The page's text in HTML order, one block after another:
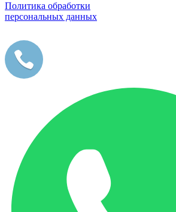
Политика обработки
персональных данных